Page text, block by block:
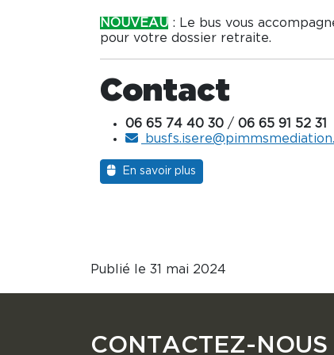
NOUVEAU : Le bus vous
pour votre dossier retraite.
Contact
06 65 74 40 30 / 06 65 91 52 31
En savoir plus
Publié le 31 mai 2024
CONTACTEZ-NOUS